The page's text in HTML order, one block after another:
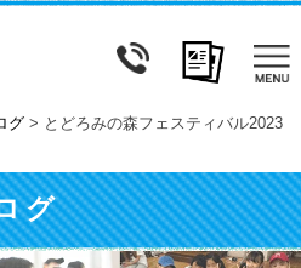
グ> とどろみの森フェスティバル2023
グ